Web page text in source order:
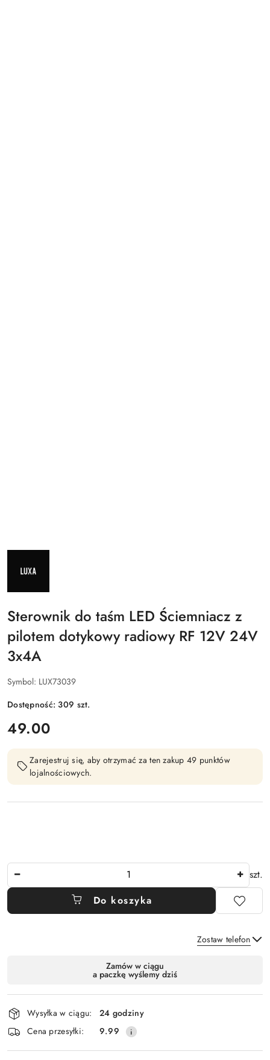
NAZWA
LUXA
Sterownik do taśm LED Ściemniacz z
pilotem dotykowy radiowy RF 12V 24V
3x4A
Symbol: LUX73039
Dostępność:309 szt.
cena:
49.00
Zarejestruj się, aby otrzymać za ten zakup 49 punktów
lojalnościowych.
szt.
Do koszyka
Zostaw telefon
Wyślij
dostawa
Zamów w ciągu
a paczkę wyślemy dziś
Wysyłka w ciągu:
24 godziny
Cena przesyłki:
9.99